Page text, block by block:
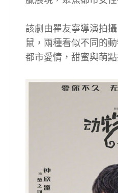
該劇由瞿友寧導演拍
鼠，兩種看似不同的
都市愛情，甜蜜與萌點